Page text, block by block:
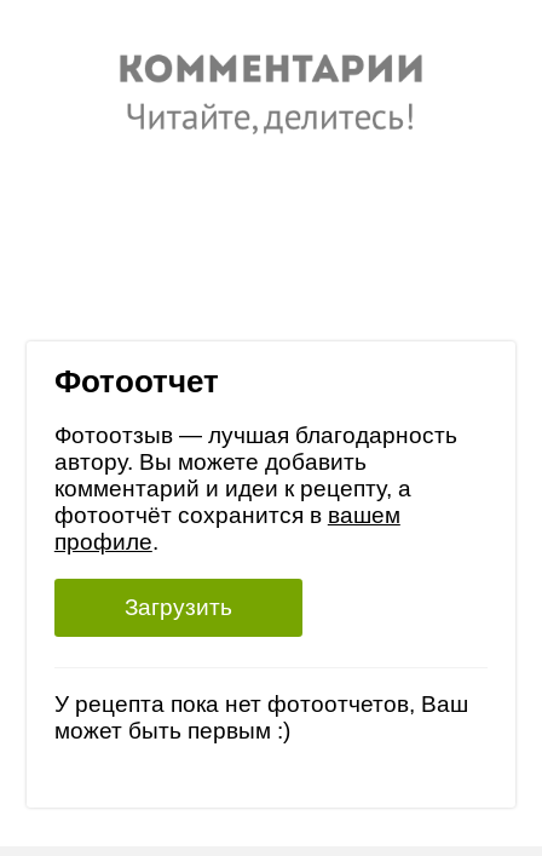
Фотоотчет
Фотоотзыв — лучшая благодарность
автору. Вы можете добавить
комментарий и идеи к рецепту, а
фотоотчёт сохранится в вашем
профиле.
Загрузить
У рецепта пока нет фотоотчетов, Ваш
может быть первым :)